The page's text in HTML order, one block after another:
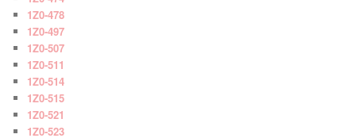
1Z0-478
1Z0-497
1Z0-507
1Z0-511
1Z0-514
1Z0-515
1Z0-521
1Z0-523